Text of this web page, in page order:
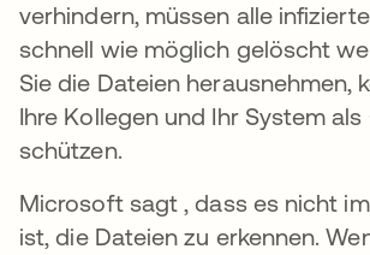
verhindern, müssen alle
schnell wie möglich gelöscht
Sie die Dateien herausnehmen,
Ihre Kollegen und Ihr System als
schützen.
Microsoft sagt , dass es nicht
ist, die Dateien zu erkennen.